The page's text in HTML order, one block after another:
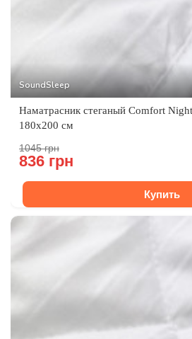
SoundSleep
Наматрасник стеганый Comfort
180х200 см
1045 грн
836 грн
Купить